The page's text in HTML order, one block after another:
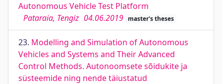
Autonomous Vehicle Test Platform
Pataraia, Tengiz 04.06.2019 master's theses
23. Modelling and Simulation of Autonomous
Vehicles and Systems and Their Advanced
Control Methods. Autonoomsete sõidukite ja
süsteemide ning nende täiustatud